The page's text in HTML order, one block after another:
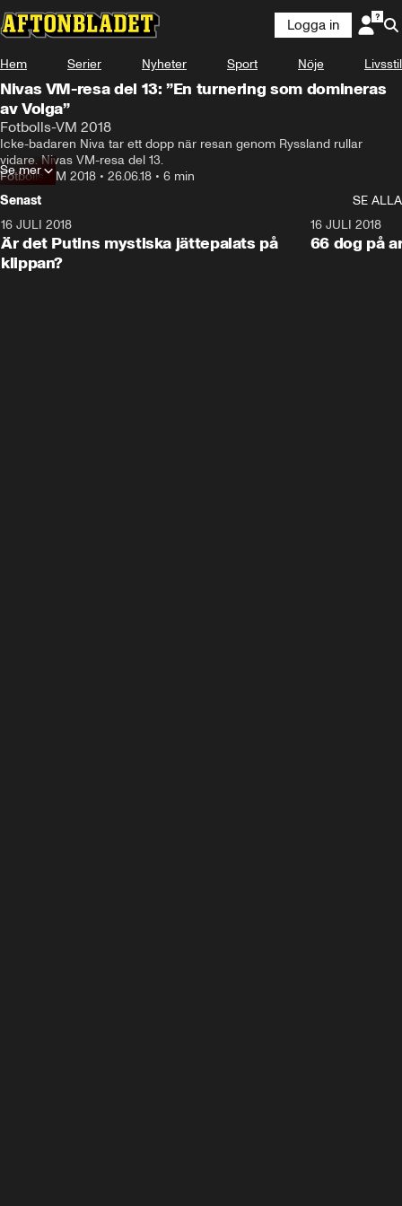
Logga in
Hem Serier Nyheter Sport Nöje Livsstil
Nivas VM-resa del 13: ”En turnering som domineras
av Volga”
Fotbolls-VM 2018
Icke-badaren Niva tar ett dopp när resan genom Ryssland rullar
vidare. Nivas VM-resa del 13.
Fotbolls-VM 2018 • 26.06.18 • 6 min
Se mer
Senast
SE ALLA
16 JULI 2018
Är det Putins mystiska jättepalats på
klippan?
16 JULI 2018
66 dog på